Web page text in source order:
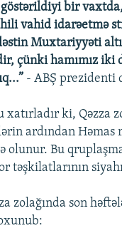
göstərildiyi bir
vahid idarəetmə
Muxtariyyəti
çünki hamımız iki
- ABŞ prezidenti
xatırladır ki, Qəzza
ardından Həmas
olunur. Bu
təşkilatlarının
zolağında son